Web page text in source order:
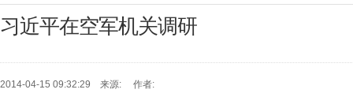
习近平在空军机关调研
2014-04-15 09:32:29 来源: 作者: